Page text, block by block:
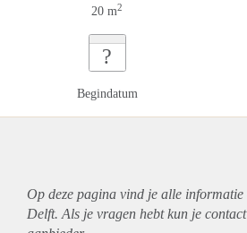
20 m2
?
Begindatum
Op deze pagina vind je alle
Delft. Als je vragen hebt kun je